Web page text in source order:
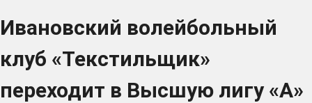
Ивановский волейбольный
клуб «Текстильщик»
переходит в Высшую лигу «А»